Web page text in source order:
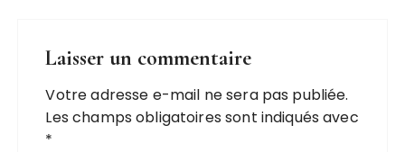
Laisser un commentaire
Votre adresse e-mail ne sera pas publiée.
Les champs obligatoires sont indiqués avec
*